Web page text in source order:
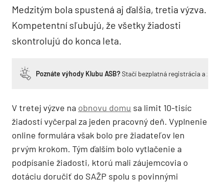
Medzitým bola spustená aj ďalšia, tretia výzva.
Kompetentní sľubujú, že všetky žiadosti
skontrolujú do konca leta.
Poznáte výhody Klubu ASB?Stačí bezplatná registrácia a
V tretej výzve na obnovu domu sa limit 10-tisíc
žiadostí vyčerpal za jeden pracovný deň. Vyplnenie
online formulára však bolo pre žiadateľov len
prvým krokom. Tým ďalším bolo vytlačenie a
podpísanie žiadosti, ktorú mali záujemcovia o
dotáciu doručiť do SAŽP spolu s povinnými